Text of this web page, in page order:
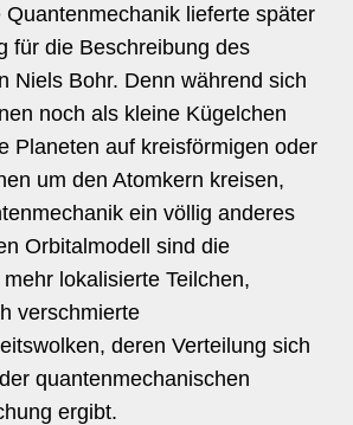
lieferte später
für die Beschreibung des
Niels Bohr. Denn während sich
noch als kleine Kügelchen
Planeten auf kreisförmigen oder
um den Atomkern kreisen,
ein völlig anderes
Orbitalmodell sind die
lokalisierte Teilchen,
verschmierte
deren Verteilung sich
quantenmechanischen
ergibt.